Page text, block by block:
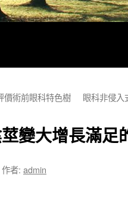
價術前眼科特色樹
眼科非侵入
變大增長滿足
作者: admin